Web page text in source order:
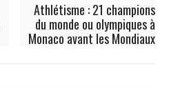
Athlétisme : 21 champions
du monde ou olympiques à
Monaco avant les Mondiaux